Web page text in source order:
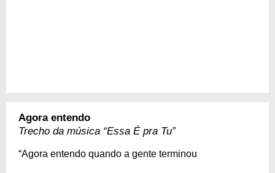
Agora entendo
Trecho da música “Essa É pra Tu”
“Agora entendo quando a gente terminou